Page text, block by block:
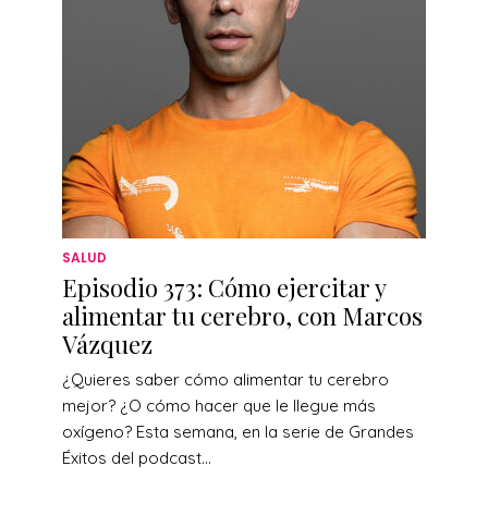
SALUD
Episodio 373: Cómo ejercitar y
alimentar tu cerebro, con Marcos
Vázquez
¿Quieres saber cómo alimentar tu cerebro
mejor? ¿O cómo hacer que le llegue más
oxígeno? Esta semana, en la serie de Grandes
Éxitos del podcast...